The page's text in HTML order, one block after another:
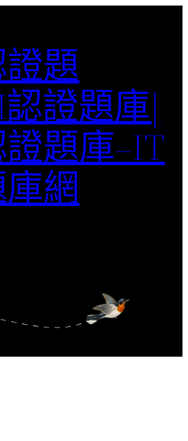
題
證題庫|
題庫–IT
網